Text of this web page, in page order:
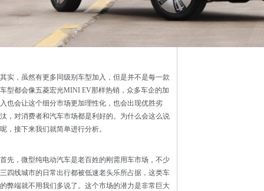
其实，虽然有更多同级别车型加入，但是并不是每一款
车型都会像五菱宏光MINI EV那样热销，众多车企的加
入也会让这个细分市场更加理性化，也会出现优胜劣
汰，对消费者和汽车市场都是利好的。为什么会这么说
呢，接下来我们就简单进行分析。
首先，微型纯电动汽车是老百姓的刚需用车市场，不少
三四线城市的日常出行都被低速老头乐所占据，这类车
的弊端就不用我们多说了。这个市场的潜力是非常巨大